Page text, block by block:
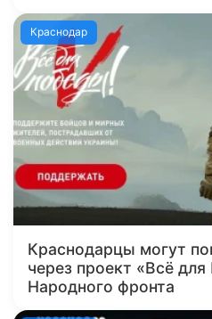
Краснодар
Краснодарцы могут
через проект «Всё
Народного фронта